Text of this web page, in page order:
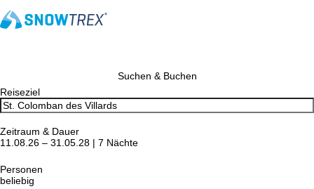
Suchen & Buchen
Reiseziel
Zeitraum & Dauer
11.08.26 – 31.05.28 | 7 Nächte
Personen
beliebig